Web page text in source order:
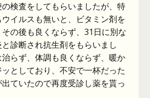
検査をしてもらいましたが、特
イルスも無いと、ビタミン剤を
の後も良くならず、31日に別な
診断され抗生剤をもらいまし
らず、体調も良くならず、暖か
としており、不安で一杯だった
ていたので再度受診し薬を貰っ